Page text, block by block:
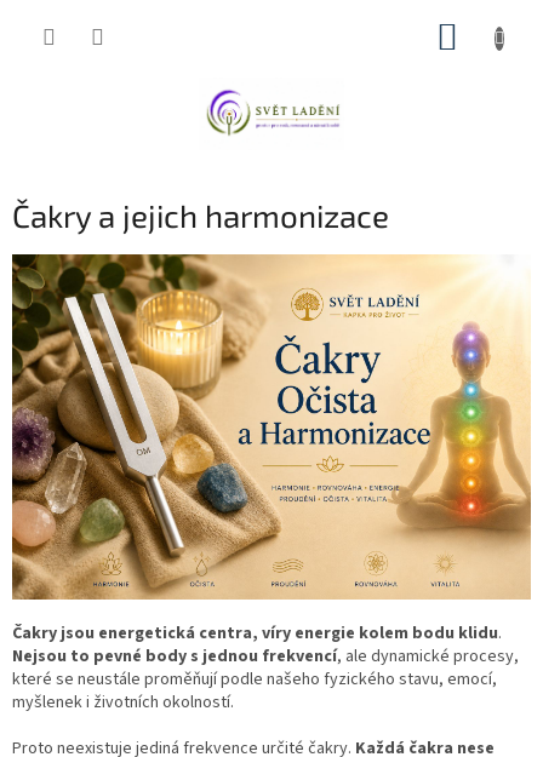
Čakry a jejich harmonizace
Čakry jsou energetická centra, víry energie kolem bodu klidu.
Nejsou to pevné body s jednou frekvencí, ale dynamické procesy,
které se neustále proměňují podle našeho fyzického stavu, emocí,
myšlenek i životních okolností.
Proto neexistuje jediná frekvence určité čakry. Každá čakra nese